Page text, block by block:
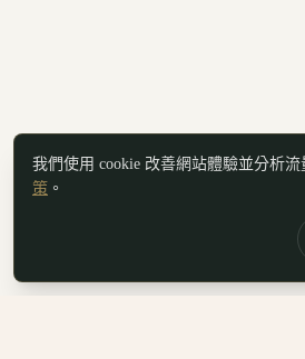
我們使用 cookie 改善網站體驗並分析
策 。